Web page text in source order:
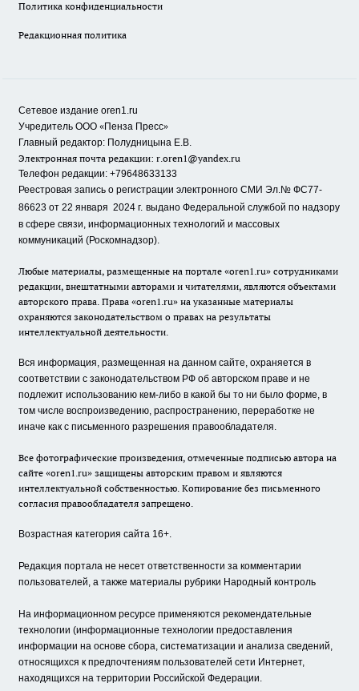
Политика конфиденциальности
Редакционная политика
Сетевое издание oren1.ru
Учредитель ООО «Пенза Пресс»
Главный редактор: Полудницына Е.В.
Электронная почта редакции: r.oren1@yandex.ru
Телефон редакции: +79648633133
Реестровая запись о регистрации электронного СМИ Эл.№ ФС77-
86623 от 22 января 2024 г. выдано Федеральной службой по надзору
в сфере связи, информационных технологий и массовых
коммуникаций (Роскомнадзор).
Любые материалы, размещенные на портале «oren1.ru» сотрудниками
редакции, внештатными авторами и читателями, являются объектами
авторского права. Права «oren1.ru» на указанные материалы
охраняются законодательством о правах на результаты
интеллектуальной деятельности.
Вся информация, размещенная на данном сайте, охраняется в
соответствии с законодательством РФ об авторском праве и не
подлежит использованию кем-либо в какой бы то ни было форме, в
том числе воспроизведению, распространению, переработке не
иначе как с письменного разрешения правообладателя.
Все фотографические произведения, отмеченные подписью автора на
сайте «oren1.ru» защищены авторским правом и являются
интеллектуальной собственностью. Копирование без письменного
согласия правообладателя запрещено.
Возрастная категория сайта 16+.
Редакция портала не несет ответственности за комментарии
пользователей, а также материалы рубрики Народный контроль
На информационном ресурсе применяются рекомендательные
технологии (информационные технологии предоставления
информации на основе сбора, систематизации и анализа сведений,
относящихся к предпочтениям пользователей сети Интернет,
находящихся на территории Российской Федерации.